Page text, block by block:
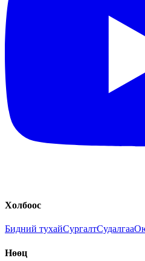
Холбоос
Бидний тухайСургалтСудалгаа
Нөөц